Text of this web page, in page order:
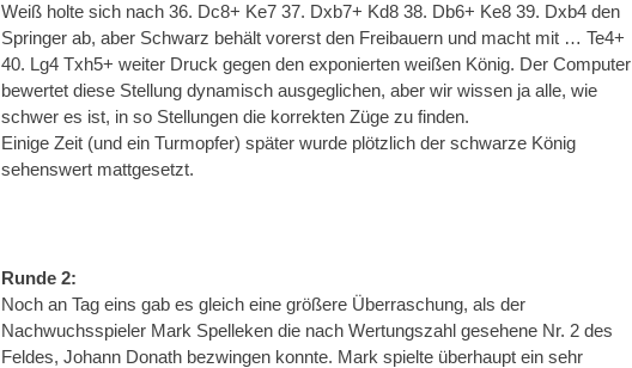
Weiß holte sich nach 36. Dc8+ Ke7 37. Dxb7+ Kd8 38. Db6+ Ke8 39. Dxb4 den
Springer ab, aber Schwarz behält vorerst den Freibauern und macht mit … Te4+
40. Lg4 Txh5+ weiter Druck gegen den exponierten weißen König. Der Computer
bewertet diese Stellung dynamisch ausgeglichen, aber wir wissen ja alle, wie
schwer es ist, in so Stellungen die korrekten Züge zu finden.
Einige Zeit (und ein Turmopfer) später wurde plötzlich der schwarze König
sehenswert mattgesetzt.
Runde 2:
Noch an Tag eins gab es gleich eine größere Überraschung, als der
Nachwuchsspieler Mark Spelleken die nach Wertungszahl gesehene Nr. 2 des
Feldes, Johann Donath bezwingen konnte. Mark spielte überhaupt ein sehr